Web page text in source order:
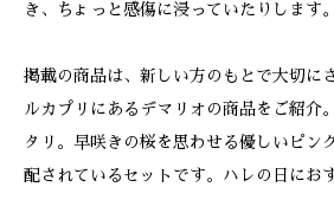
き、ちょっと感傷に浸っていたりします。
掲載の商品は、新しい方のもとで大切に
ルカプリにあるデマリオの商品をご紹介
タリ。早咲きの桜を思わせる優しいピン
配されているセットです。ハレの日にお